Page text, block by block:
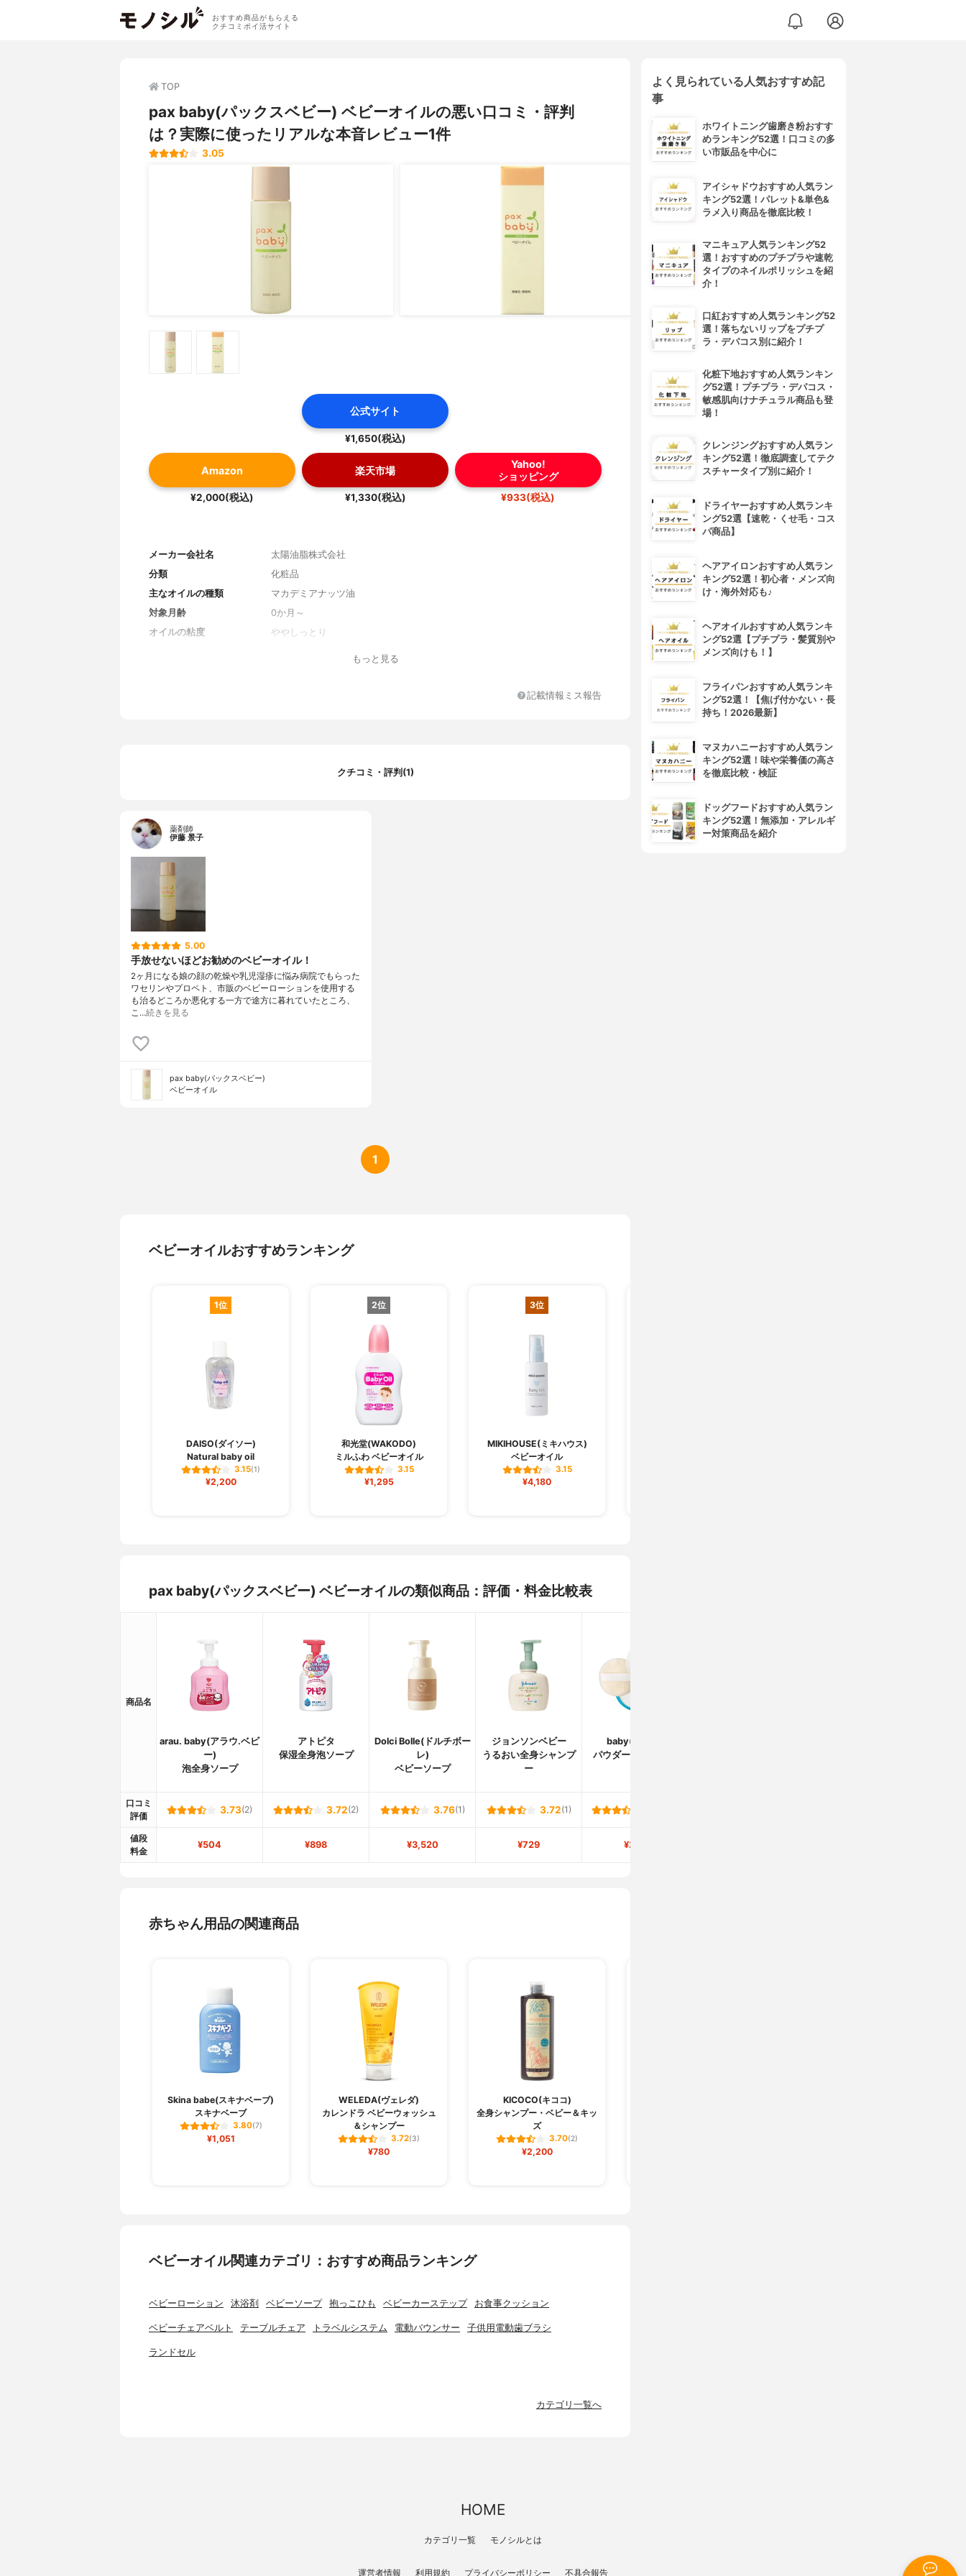
おすすめ商品がもらえる
クチコミポイ活サイト
TOP
pax baby(パックスベビー) ベビーオイルの悪い口コミ・評判
は？実際に使ったリアルな本音レビュー1件
3.05
公式サイト
¥1,650(税込)
Amazon
¥2,000(税込)
楽天市場
¥1,330(税込)
Yahoo!
ショッピング
¥933(税込)
メーカー会社名
太陽油脂株式会社
分類
化粧品
主なオイルの種類
マカデミアナッツ油
対象月齢
0か月～
オイルの粘度
ややしっとり
酸化防止成分有、合成香料不使用、合成着色料不使用、オーガニック
もっと見る
記載情報ミス報告
クチコミ・評判(1)
薬剤師
伊藤 景子
5.00
手放せないほどお勧めのベビーオイル！
2ヶ月になる娘の顔の乾燥や乳児湿疹に悩み病院でもらった
ワセリンやプロペト、市販のベビーローションを使用する
も治るどころか悪化する一方で途方に暮れていたところ、
こ…続きを見る
pax baby(パックスベビー)
ベビーオイル
1
ベビーオイルおすすめランキング
1位
DAISO(ダイソー)
Natural baby oil
3.15(1)
¥2,200
2位
和光堂(WAKODO)
ミルふわ ベビーオイル
3.15
¥1,295
3位
MIKIHOUSE(ミキハウス)
ベビーオイル
3.15
¥4,180
pax baby(パックスベビー) ベビーオイルの類似商品：評価・料金比較表
商品名
arau. baby(アラウ.ベビ
ー)
泡全身ソープ
アトピタ
保湿全身泡ソープ
Dolci Bolle(ドルチボー
レ)
ベビーソープ
ジョンソンベビー
うるおい全身シャンプ
ー
baby(ベビー)
パウダー (プレスド)
口コミ
評価
3.73(2) 3.72(2) 3.76(1) 3.72(1)
値段
料金
¥504 ¥898 ¥3,520 ¥729 ¥290
赤ちゃん用品の関連商品
Skina babe(スキナベーブ)
スキナベーブ
3.80(7)
¥1,051
WELEDA(ヴェレダ)
カレンドラ ベビーウォッシュ
＆シャンプー
3.72(3)
¥780
KICOCO(キココ)
全身シャンプー・ベビー＆キッ
ズ
3.70(2)
¥2,200
ベビーオイル関連カテゴリ：おすすめ商品ランキング
ベビーローション 沐浴剤 ベビーソープ 抱っこひも ベビーカーステップ お食事クッション
ベビーチェアベルト テーブルチェア トラベルシステム 電動バウンサー 子供用電動歯ブラシ
ランドセル
カテゴリ一覧へ
よく見られている人気おすすめ記
事
ホワイトニング歯磨き粉おすす
めランキング52選！口コミの多
い市販品を中心に
アイシャドウおすすめ人気ラン
キング52選！パレット&単色&
ラメ入り商品を徹底比較！
マニキュア人気ランキング52
選！おすすめのプチプラや速乾
タイプのネイルポリッシュを紹
介！
口紅おすすめ人気ランキング52
選！落ちないリップをプチプ
ラ・デパコス別に紹介！
化粧下地おすすめ人気ランキン
グ52選！プチプラ・デパコス・
敏感肌向けナチュラル商品も登
場！
クレンジングおすすめ人気ラン
キング52選！徹底調査してテク
スチャータイプ別に紹介！
ドライヤーおすすめ人気ランキ
ング52選【速乾・くせ毛・コス
パ商品】
ヘアアイロンおすすめ人気ラン
キング52選！初心者・メンズ向
け・海外対応も♪
ヘアオイルおすすめ人気ランキ
ング52選【プチプラ・髪質別や
メンズ向けも！】
フライパンおすすめ人気ランキ
ング52選！【焦げ付かない・長
持ち！2026最新】
マヌカハニーおすすめ人気ラン
キング52選！味や栄養価の高さ
を徹底比較・検証
ドッグフードおすすめ人気ラン
キング52選！無添加・アレルギ
ー対策商品を紹介
HOME
カテゴリ一覧 モノシルとは
運営者情報 利用規約 プライバシーポリシー 不具合報告